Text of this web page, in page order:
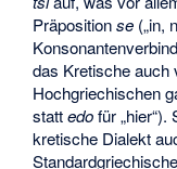
Präpositionse („in,
das Kretische auch
Hochgriechischen
stattedofür
kretische Dialekt